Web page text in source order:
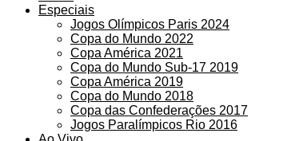
Especiais
Jogos Olímpicos Paris 2024
Copa do Mundo 2022
Copa América 2021
Copa do Mundo Sub-17 2019
Copa América 2019
Copa do Mundo 2018
Copa das Confederações 2017
Jogos Paralímpicos Rio 2016